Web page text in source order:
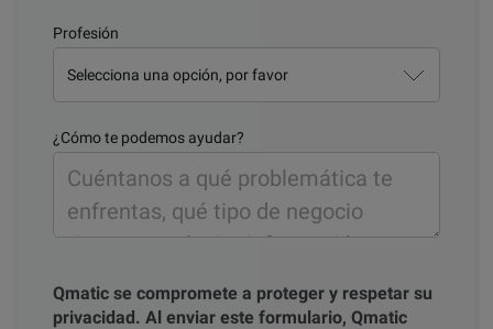
Profesión
¿Cómo te podemos ayudar?
Qmatic se compromete a proteger y respetar su
privacidad. Al enviar este formulario, Qmatic